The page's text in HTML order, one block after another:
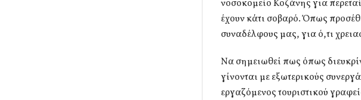
νοσοκομείο Κοζάνης για
έχουν κάτι σοβαρό. Όπως
συναδέλφους μας, για ό,τι
Να σημειωθεί πως όπως
γίνονται με εξωτερικούς
εργαζόμενος τουριστικού